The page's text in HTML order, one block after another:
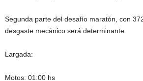
Segunda parte del desafío maratón, con
desgaste mecánico será determinante.
Largada:
Motos: 01:00 hs